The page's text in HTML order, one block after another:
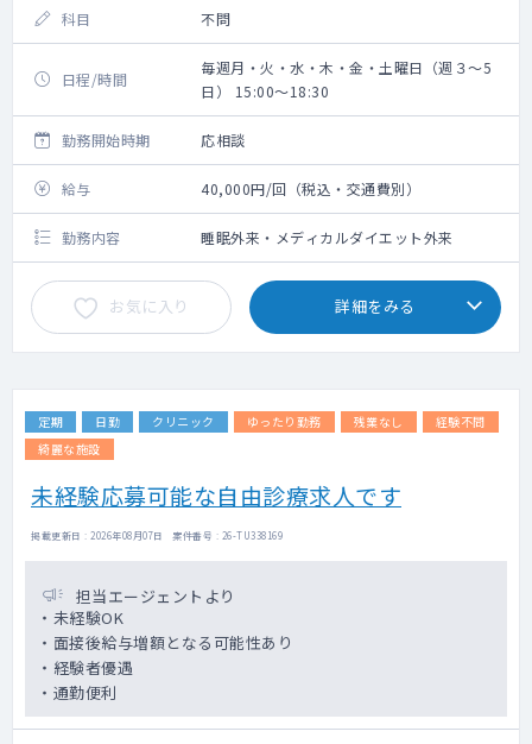
科目 不問
日程/時間
毎週月・火・水・木・金・土曜日（週３～5
日） 15:00～18:30
勤務開始時期 応相談
給与 40,000円/回（税込・交通費別）
勤務内容 睡眠外来・メディカルダイエット外来
お気に入り 詳細をみる
定期 日勤 クリニック ゆったり勤務 残業なし
経験不問
綺麗な施設
未経験応募可能な自由診療求人です
掲載更新日 : 2026年08月07日 案件番号 : 26-TU338169
担当エージェントより
・未経験OK
・面接後給与増額となる可能性あり
・経験者優遇
・通勤便利